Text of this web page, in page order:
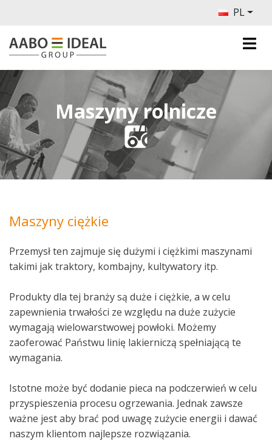
PL
Maszyny rolnicze
Maszyny ciężkie
Przemysł ten zajmuje się dużymi i ciężkimi maszynami
takimi jak traktory, kombajny, kultywatory itp.
Produkty dla tej branży są duże i ciężkie, a w celu
zapewnienia trwałości ze względu na duże zużycie
wymagają wielowarstwowej powłoki. Możemy
zaoferować Państwu linię lakierniczą spełniającą te
wymagania.
Istotne może być dodanie pieca na podczerwień w celu
przyspieszenia procesu ogrzewania. Jednak zawsze
ważne jest aby brać pod uwagę zużycie energii i dawać
naszym klientom najlepsze rozwiązania.